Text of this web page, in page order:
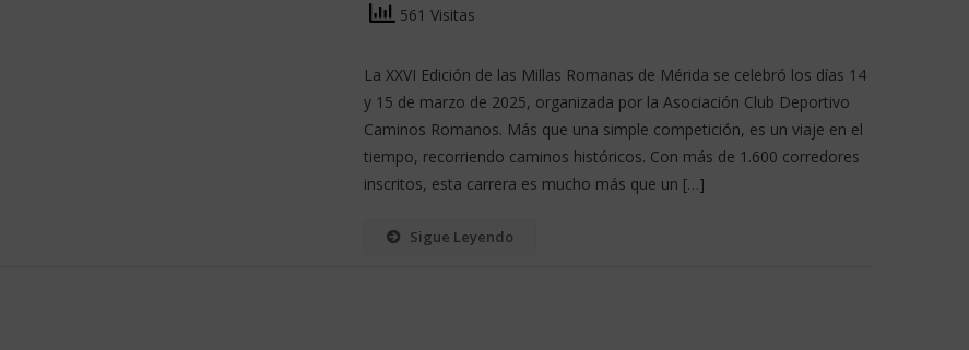
561 Visitas
La XXVI Edición de las Millas Romanas de Mérida se celebró los días 14
y 15 de marzo de 2025, organizada por la Asociación Club Deportivo
Caminos Romanos. Más que una simple competición, es un viaje en el
tiempo, recorriendo caminos históricos. Con más de 1.600 corredores
inscritos, esta carrera es mucho más que un […]
Sigue Leyendo